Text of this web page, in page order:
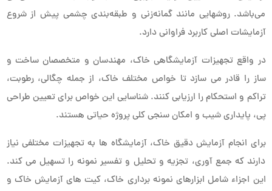
می‌باشد. روشهایی مانند گمانه‌زنی و طبقه‌بندی چشمی پیش از شروع
آزمایشات اصلی کاربرد فراوانی دارد.
در واقع تجهیزات آزمایشگاهی خاک، مهندسان و متخصصان ساخت و
ساز را قادر می سازد تا خواص مختلف خاک، از جمله چگالی، رطوبت،
تراکم و استحکام را ارزیابی کنند. شناسایی این خواص برای تعیین طراحی
پی، پایداری شیب و امکان سنجی کلی پروژه حیاتی هستند.
برای انجام آزمایش دقیق خاک، آزمایشگاه ها به تجهیزات مختلفی نیاز
دارند که جمع آوری، تجزیه و تحلیل و تفسیر نمونه را تسهیل می کند.
این اجزاء شامل ابزارهای نمونه برداری خاک، کیت های آزمایش خاک و